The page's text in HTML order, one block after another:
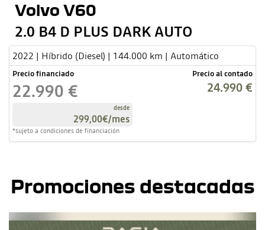
Volvo V60
2.0 B4 D PLUS DARK AUTO
2022 | Híbrido (Diesel) | 144.000 km | Automático
Precio financiado
22.990 €
desde
299,00€/mes
*sujeto a condiciones de financiación
Precio al contado
24.990 €
Promociones destacadas